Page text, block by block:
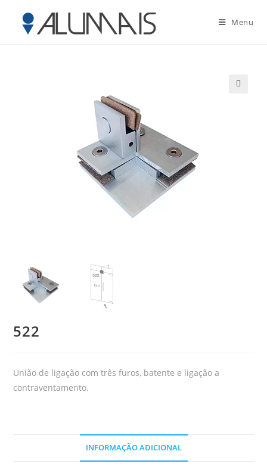
Menu
522
União de ligação com três furos, batente e ligação a
contraventamento.
INFORMAÇÃO ADICIONAL